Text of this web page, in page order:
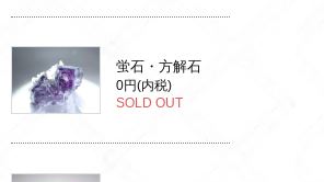
蛍石・方解石
0円(内税)
SOLD OUT